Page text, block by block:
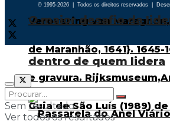
O maior desafio da
dentro de quem lidera
© 1995-2026 | Todos os direitos reservados |
Sem resultado
Ver todos os resultados